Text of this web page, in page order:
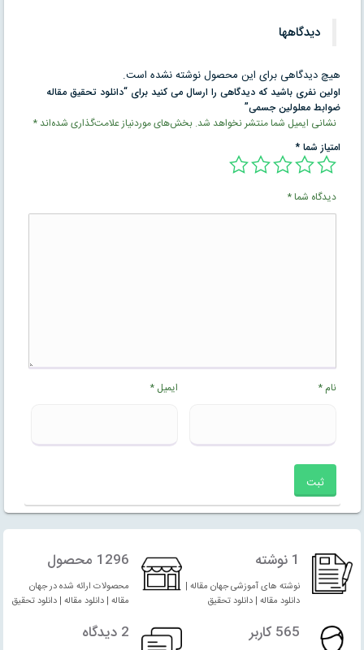
دیدگاهها
هیچ دیدگاهی برای این محصول نوشته نشده است.
اولین نفری باشید که دیدگاهی را ارسال می کنید برای “دانلود تحقیق مقاله
ضوابط معلولین جسمی”
نشانی ایمیل شما منتشر نخواهد شد. بخش‌های موردنیاز علامت‌گذاری شده‌اند*
امتیاز شما*
دیدگاه شما*
نام* ایمیل*
1 نوشته
نوشته های آموزشی جهان مقاله |
دانلود مقاله | دانلود تحقیق
1296 محصول
محصولات ارائه شده در جهان
مقاله | دانلود مقاله | دانلود تحقیق
565 کاربر 2 دیدگاه